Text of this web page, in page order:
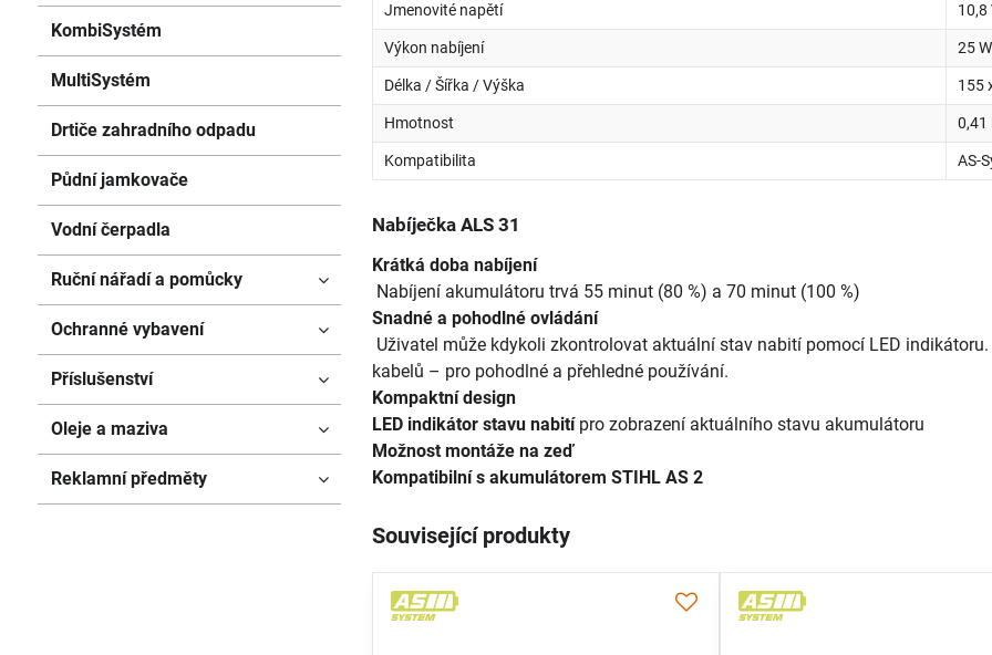
Jmenovité napětí 10,8
Výkon nabíjení 25 W
Délka / Šířka / Výška 155
Hmotnost 0,41
Kompatibilita AS-
Nabíječka ALS 31
Krátká doba nabíjení
Nabíjení akumulátoru trvá 55 minut (80 %) a 70 minut (100 %)
Snadné a pohodlné ovládání
Uživatel může kdykoli zkontrolovat aktuální stav nabití pomocí LED
kabelů – pro pohodlné a přehledné používání.
Kompaktní design
LED indikátor stavu nabitípro zobrazení aktuálního stavu akumulátoru
Možnost montáže na zeď
Kompatibilní s akumulátorem STIHL AS 2
Související produkty
KombiSystém
MultiSystém
Drtiče zahradního odpadu
Půdní jamkovače
Vodní čerpadla
Ruční nářadí a pomůcky
Ochranné vybavení
Příslušenství
Oleje a maziva
Reklamní předměty